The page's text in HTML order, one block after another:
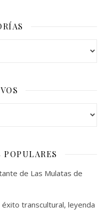
POPULARES
de Las Mulatas de
éxito transcultural, leyenda